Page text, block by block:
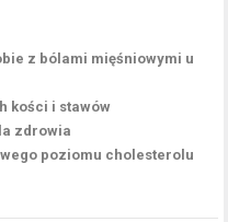
z bólami mięśniowymi u
kości i stawów
zdrowia
poziomu cholesterolu